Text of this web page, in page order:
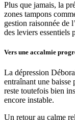
Plus que jamais, la
zones tampons
gestion raisonnée de
des leviers essentiels
Vers une accalmie
La dépression
entraînant une
reste toutefois bien
encore instable.
Un retour au calme